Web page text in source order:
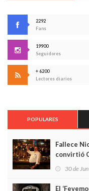
2292
Fans
19900
Seguidores
+ 6200
Lectores diarios
POPULARES
Fallece
convirtió
Asturias
30 de
El